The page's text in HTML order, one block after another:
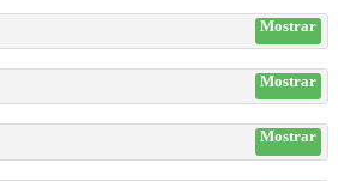
Mostrar
Mostrar
Mostrar